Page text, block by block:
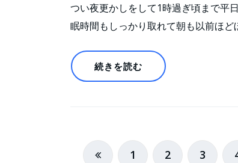
つい夜更かしをして1時過ぎ頃まで平
眠時間もしっかり取れて朝も以前ほ
続きを読む
1 2 3